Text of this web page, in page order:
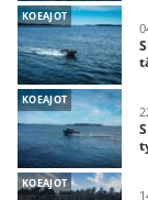
KOEAJOT
KOEAJOT
KOEAJOT